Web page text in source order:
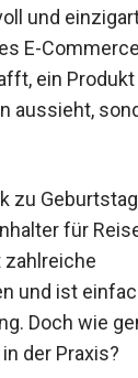
und
E-
ein
aussieht,
zu
für
zahlreiche
und ist
Doch wie
der Praxis?